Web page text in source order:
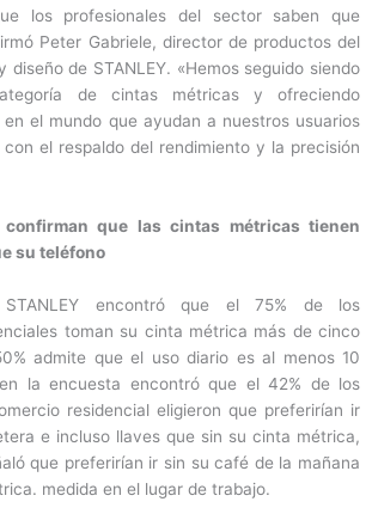
los profesionales del sector saben que
Peter Gabriele, director de productos del
diseño de STANLEY. «Hemos seguido siendo
de cintas métricas y ofreciendo
el mundo que ayudan a nuestros usuarios
el respaldo del rendimiento y la precisión
confirman que las cintas métricas tienen
su teléfono
encontró que el 75% de los
toman su cinta métrica más de cinco
admite que el uso diario es al menos 10
la encuesta encontró que el 42% de los
residencial eligieron que preferirían ir
e incluso llaves que sin su cinta métrica,
que preferirían ir sin su café de la mañana
medida en el lugar de trabajo.